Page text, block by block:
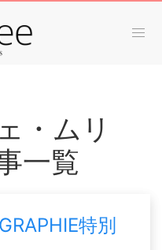
・ムリ
一覧
特別